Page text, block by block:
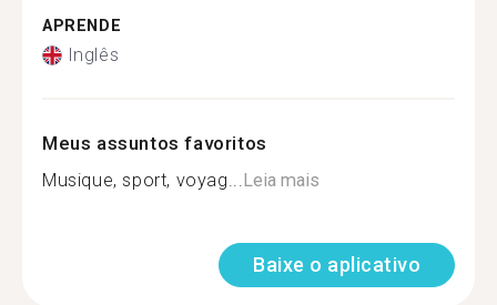
APRENDE
Inglês
Meus assuntos favoritos
Musique, sport, voyag...Leia mais
Baixe o aplicativo